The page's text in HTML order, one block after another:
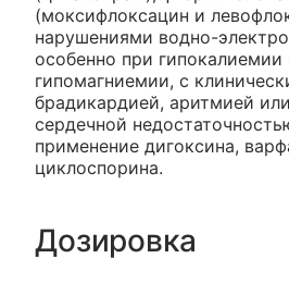
(моксифлоксацин и
нарушениями водно-
особенно при гипокалиемии
гипомагниемии, с
брадикардией, аритмией
сердечной
применение дигоксина,
циклоспорина.
Дозировка